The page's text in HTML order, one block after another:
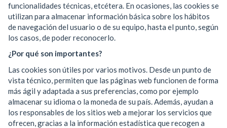
funcionalidades técnicas, etcétera. En ocasiones, las cookies se
utilizan para almacenar información básica sobre los hábitos
de navegación del usuario o de su equipo, hasta el punto, según
los casos, de poder reconocerlo.
¿Por qué son importantes?
Las cookies son útiles por varios motivos. Desde un punto de
vista técnico, permiten que las páginas web funcionen de forma
más ágil y adaptada a sus preferencias, como por ejemplo
almacenar su idioma o la moneda de su país. Además, ayudan a
los responsables de los sitios web a mejorar los servicios que
ofrecen, gracias a la información estadística que recogen a